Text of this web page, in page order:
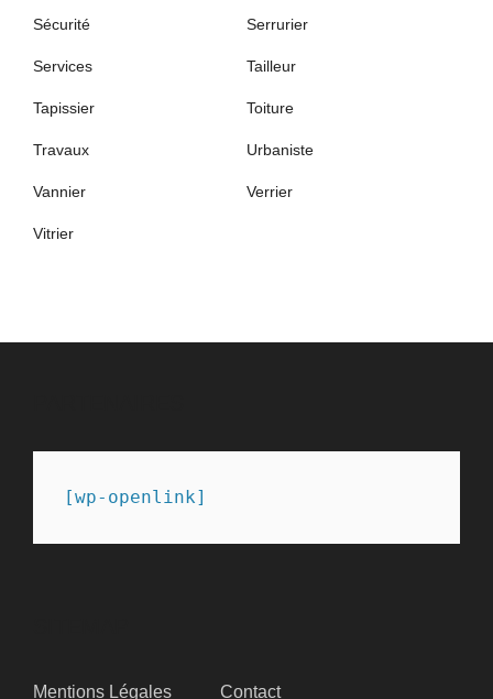
Sécurité Serrurier
Services Tailleur
Tapissier Toiture
Travaux Urbaniste
Vannier Verrier
Vitrier
[wp-openlink]
Mentions Légales Contact